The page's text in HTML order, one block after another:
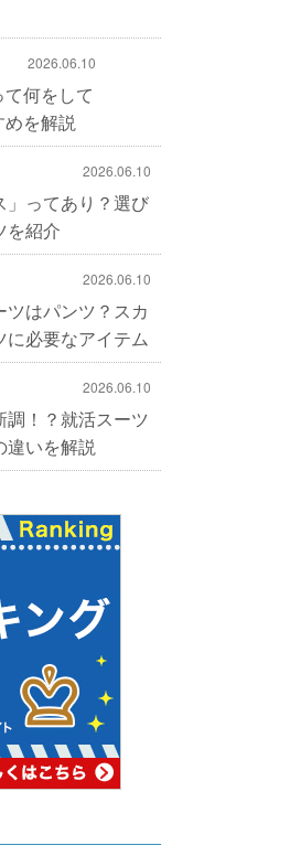
2026.06.10
て何をして
めを解説
2026.06.10
」ってあり？選び
を紹介
2026.06.10
はパンツ？スカ
に必要なアイテム
2026.06.10
調！？就活スーツ
違いを解説